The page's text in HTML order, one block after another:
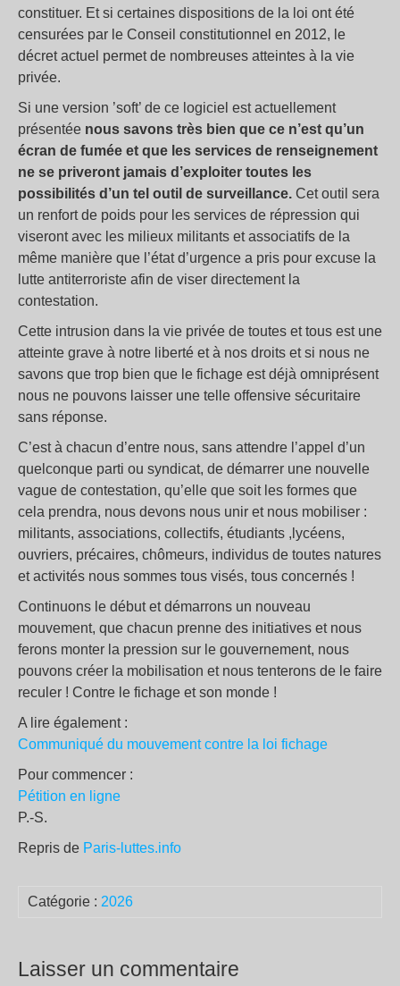
constituer. Et si certaines dispositions de la loi ont été
censurées par le Conseil constitutionnel en 2012, le
décret actuel permet de nombreuses atteintes à la vie
privée.
Si une version ’soft’ de ce logiciel est actuellement
présentée nous savons très bien que ce n’est qu’un
écran de fumée et que les services de renseignement
ne se priveront jamais d’exploiter toutes les
possibilités d’un tel outil de surveillance. Cet outil sera
un renfort de poids pour les services de répression qui
viseront avec les milieux militants et associatifs de la
même manière que l’état d’urgence a pris pour excuse la
lutte antiterroriste afin de viser directement la
contestation.
Cette intrusion dans la vie privée de toutes et tous est une
atteinte grave à notre liberté et à nos droits et si nous ne
savons que trop bien que le fichage est déjà omniprésent
nous ne pouvons laisser une telle offensive sécuritaire
sans réponse.
C’est à chacun d’entre nous, sans attendre l’appel d’un
quelconque parti ou syndicat, de démarrer une nouvelle
vague de contestation, qu’elle que soit les formes que
cela prendra, nous devons nous unir et nous mobiliser :
militants, associations, collectifs, étudiants ,lycéens,
ouvriers, précaires, chômeurs, individus de toutes natures
et activités nous sommes tous visés, tous concernés !
Continuons le début et démarrons un nouveau
mouvement, que chacun prenne des initiatives et nous
ferons monter la pression sur le gouvernement, nous
pouvons créer la mobilisation et nous tenterons de le faire
reculer ! Contre le fichage et son monde !
A lire également :
Communiqué du mouvement contre la loi fichage
Pour commencer :
Pétition en ligne
P.-S.
Repris de Paris-luttes.info
Catégorie : 2026
Laisser un commentaire